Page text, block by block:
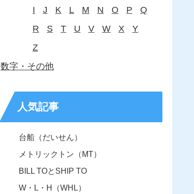
I
J K L M N O P
Q
R
S T U V W X
Y
Z
数字・その他
人気記事
台船（だいせん）
メトリックトン（MT）
BILL TOとSHIP TO
W・L・H（WHL）